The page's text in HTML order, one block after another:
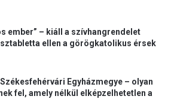
ember” – kiáll a szívhangrendelet
ellen a görögkatolikus érsek
Egyházmegye – olyan
fel, amely nélkül elképzelhetetlen a